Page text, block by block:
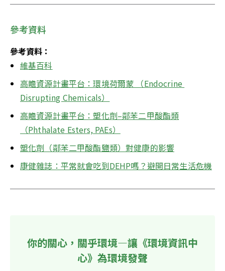
參考資料
參考資料：
維基百科
高瞻資源計畫平台：環境荷爾蒙 （Endocrine
Disrupting Chemicals）
高瞻資源計畫平台：塑化劑–鄰苯二甲酸酯類
（Phthalate Esters, PAEs）
塑化劑（鄰苯二甲酸酯鹽類）對健康的影響
康健雜誌：平常就會吃到DEHP嗎？避開日常生活危機
你的關心，關乎環境—讓《環境資訊中
心》為環境發聲